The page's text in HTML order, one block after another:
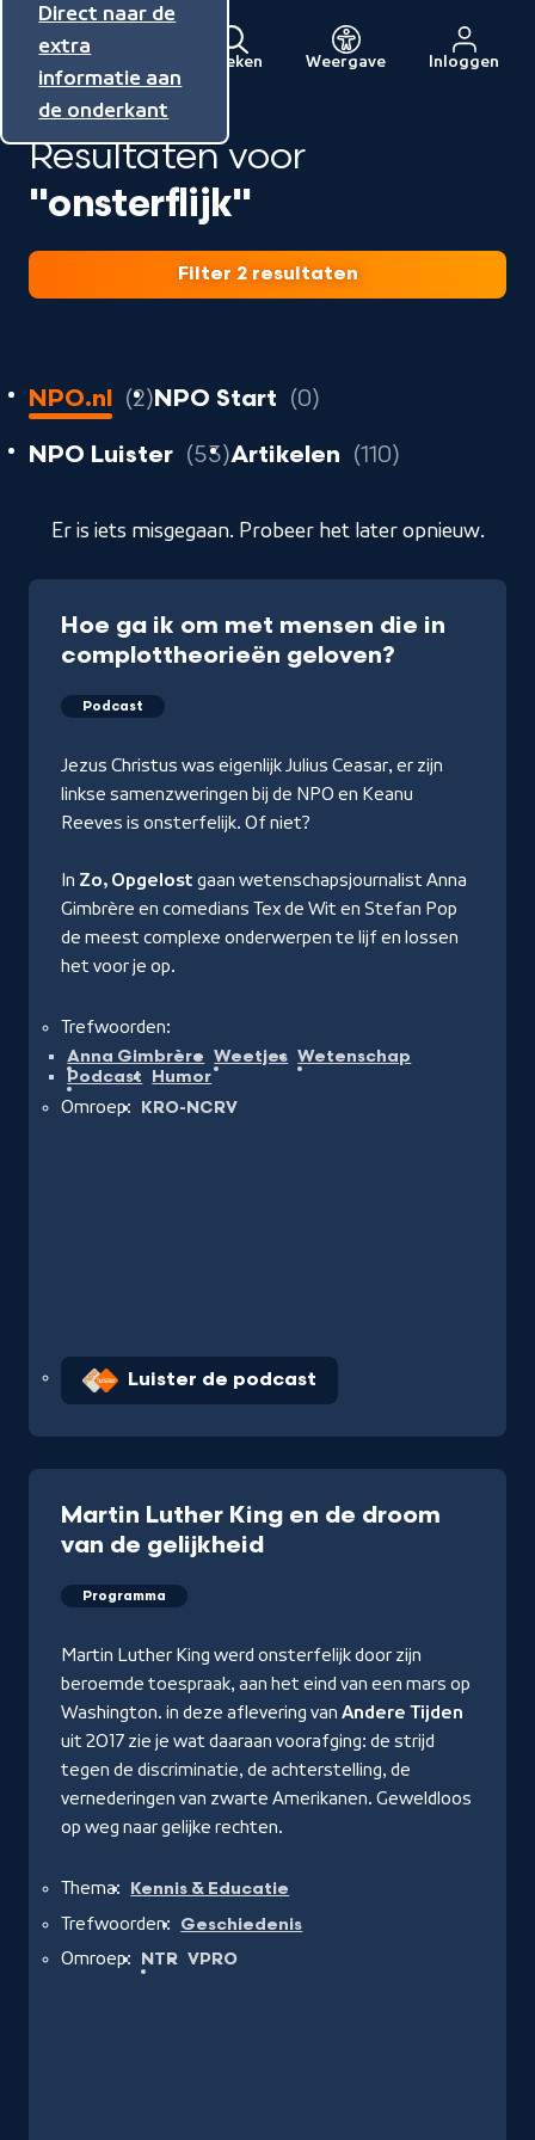
Direct naar de
inhoud
Direct naar de
hoofdnavigatie
Direct naar de
extra
informatie aan
de onderkant
Menu
Naar
de
beginpagina
van
NPO
Zoeken Weergave Inloggen
Resultaten voor
"onsterflijk"
Filter 2 resultaten
2
resultaten
geladen
NPO.nl 2 resultaten
NPO Start 0
NPO Luister
53 resultaten
Artikelen 110
Er is iets misgegaan. Probeer het later opnieuw.
Hoe ga ik om met mensen die in
complottheorieën geloven?
Podcast
Jezus Christus was eigenlijk Julius Ceasar, er zijn
linkse samenzweringen bij de NPO en Keanu
Reeves is onsterfelijk. Of niet?
In Zo, Opgelost gaan wetenschapsjournalist Anna
Gimbrère en comedians Tex de Wit en Stefan Pop
de meest complexe onderwerpen te lijf en lossen
het voor je op.
Trefwoorden:
Anna Gimbrère Weetjes Wetenschap
Podcast Humor
Omroep: KRO-NCRV
Luister de podcast
Martin Luther King en de droom
van de gelijkheid
Programma
Martin Luther King werd onsterfelijk door zijn
beroemde toespraak, aan het eind van een mars op
Washington. in deze aflevering van Andere Tijden
uit 2017 zie je wat daaraan voorafging: de strijd
tegen de discriminatie, de achterstelling, de
vernederingen van zwarte Amerikanen. Geweldloos
op weg naar gelijke rechten.
Thema: Kennis & Educatie
Trefwoorden: Geschiedenis
Omroep: NTR VPRO